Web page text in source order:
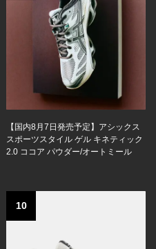
【国内8月7日発売予定】アシックス
スポーツスタイル ゲル キネティック
2.0 ココア パウダー/オートミール
10